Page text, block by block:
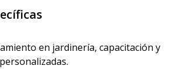
en jardinería, capacitación y